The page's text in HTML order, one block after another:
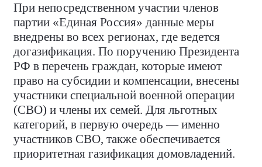
При непосредственном участии членов
партии «Единая Россия» данные меры
внедрены во всех регионах, где ведется
догазификация. По поручению Президента
РФ в перечень граждан, которые имеют
право на субсидии и компенсации, внесены
участники специальной военной операции
(СВО) и члены их семей. Для льготных
категорий, в первую очередь — именно
участников СВО, также обеспечивается
приоритетная газификация домовладений. ​